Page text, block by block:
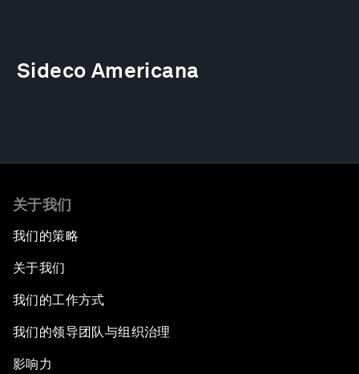
Sideco Americana
关于我们
我们的策略
关于我们
我们的工作方式
我们的领导团队与组织治理
影响力